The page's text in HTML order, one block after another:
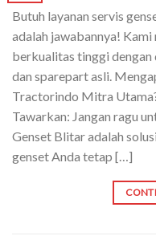
Butuh layanan servis
adalah jawabannya!
berkualitas tinggi dengan
dan sparepart asli.
Tractorindo Mitra
Tawarkan: Jangan ragu
Genset Blitar adalah
genset Anda tetap […]